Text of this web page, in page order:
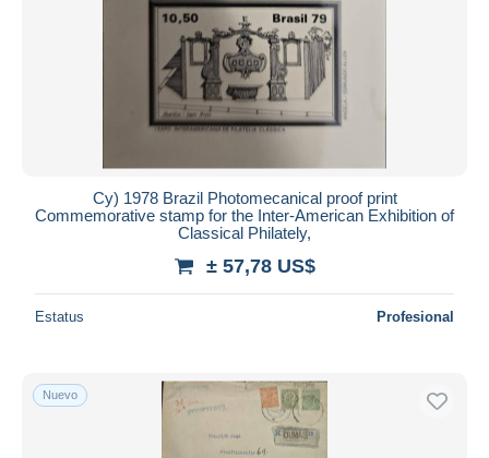
Cy) 1978 Brazil Photomecanical proof print
Commemorative stamp for the Inter‑American Exhibition of
Classical Philately,
± 57,78 US$
Estatus Profesional
Nuevo